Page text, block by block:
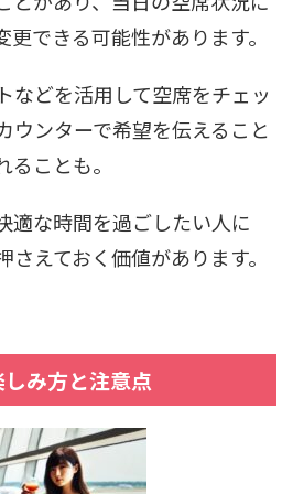
できる可能性があります。
などを活用して空席をチェッ
ウンターで希望を伝えること
ことも。
適な時間を過ごしたい人に
えておく価値があります。
み方と注意点